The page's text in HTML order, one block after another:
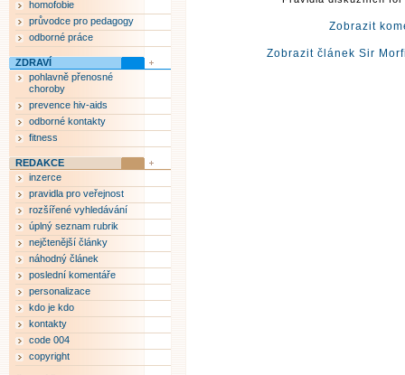
Zobrazit
Zobrazit článek Sir
homofobie
průvodce pro pedagogy
odborné práce
ZDRAVÍ
pohlavně přenosné
choroby
prevence hiv-aids
odborné kontakty
fitness
REDAKCE
inzerce
pravidla pro veřejnost
rozšířené vyhledávání
úplný seznam rubrik
nejčtenější články
náhodný článek
poslední komentáře
personalizace
kdo je kdo
kontakty
code 004
copyright